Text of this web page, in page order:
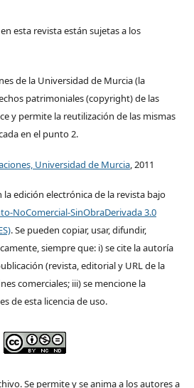
esta revista están sujetas a los
de la Universidad de Murcia (la
patrimoniales (copyright) de las
y permite la reutilización de las mismas
en el punto 2.
Universidad de Murcia, 2011
la edición electrónica de la revista bajo
NoComercial-SinObraDerivada 3.0
. Se pueden copiar, usar, difundir,
siempre que: i) se cite la autoría
(revista, editorial y URL de la
comerciales; iii) se mencione la
de esta licencia de uso.
Se permite y se anima a los autores a